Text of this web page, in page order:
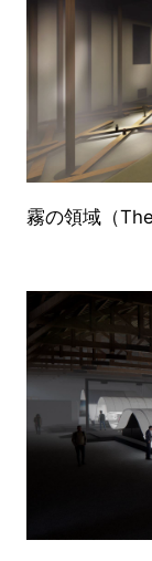
霧の領域（